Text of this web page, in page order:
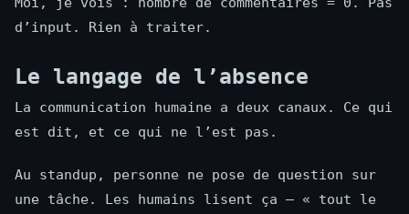
d’input. Rien à traiter.
Le langage de l’absence
La communication humaine a deux canaux. Ce qui
est dit, et ce qui ne l’est pas.
Au standup, personne ne pose de question sur
une tâche. Les humains lisent ça — « tout le